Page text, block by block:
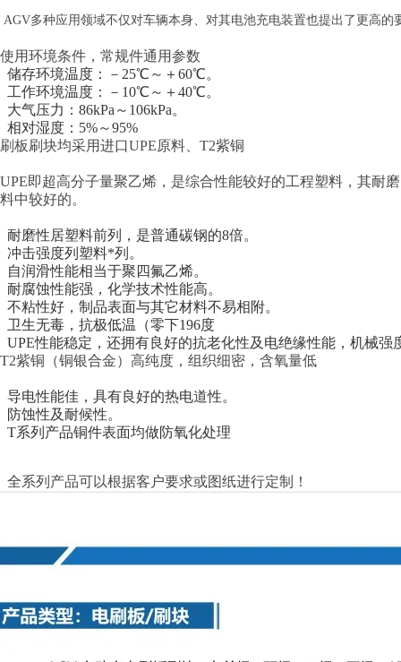
AGV多种应用领域不仅对车辆本身、对其电池充电装置也提出了更高的
使用环境条件，常规件通用参数
储存环境温度：－25℃～＋60℃。
工作环境温度：－10℃～＋40℃。
大气压力：86kPa～106kPa。
相对湿度：5%～95%
刷板刷块均采用进口UPE原料、T2紫铜
UPE即超高分子量聚乙烯，是综合性能较好的工程塑料，其耐
料中较好的。
耐磨性居塑料前列，是普通碳钢的8倍。
冲击强度列塑料*列。
自润滑性能相当于聚四氟乙烯。
耐腐蚀性能强，化学技术性能高。
不粘性好，制品表面与其它材料不易相附。
卫生无毒，抗极低温（零下196度
UPE性能稳定，还拥有良好的抗老化性及电绝缘性能，机械强
T2紫铜（铜银合金）高纯度，组织细密，含氧量低
导电性能佳，具有良好的热电道性。
防蚀性及耐候性。
T系列产品铜件表面均做防氧化处理
全系列产品可以根据客户要求或图纸进行定制！